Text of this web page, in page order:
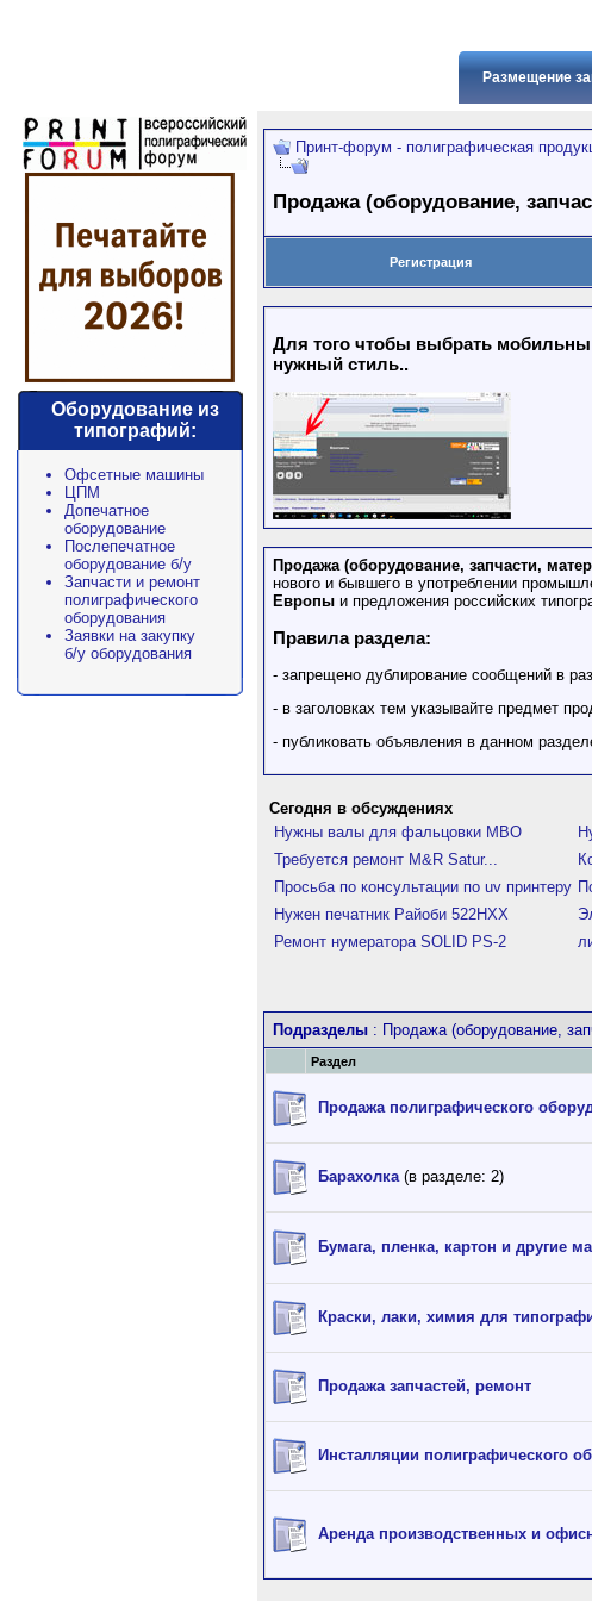
Размещение
Оборудование из
типографий:
Офсетные машины
ЦПМ
Допечатное
оборудование
Послепечатное
оборудование б/у
Запчасти и ремонт
полиграфического
оборудования
Заявки на закупку
б/у оборудования
Принт-форум - полиграфическая
Продажа (оборудование,
Регистрация
Для того чтобы выбрать
нужный стиль..
Продажа (оборудование, запчасти,
нового и бывшего в употреблении
Европы и предложения российских
Правила раздела:
- запрещено дублирование сообщений в
- в заголовках тем указывайте предмет
- публиковать объявления в данном
Сегодня в обсуждениях
Нужны валы для фальцовки МВО
Требуется ремонт M&R Satur...
Просьба по консультации по uv принтеру
Нужен печатник Райоби 522HXX
Ремонт нумератора SOLID PS-2
Подразделы : Продажа (оборудование,
Раздел
Продажа полиграфического
Барахолка (в разделе: 2)
Бумага, пленка, картон и другие
Краски, лаки, химия для
Продажа запчастей, ремонт
Инсталляции полиграфического
Аренда производственных и